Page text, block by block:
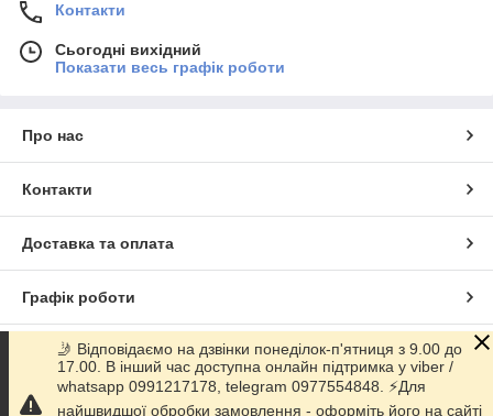
Контакти
Сьогодні вихідний
Показати весь графік роботи
Про нас
Контакти
Доставка та оплата
Графік роботи
Повна версія сайту
Сайт створено на маркетплейсіProm.ua
🤳 Відповідаємо на дзвінки понеділок-п'ятниця з 9.00 до
17.00. В інший час доступна онлайн підтримка у viber /
whatsapp 0991217178, telegram 0977554848. ⚡️Для
найшвидшої обробки замовлення - оформіть його на сайті